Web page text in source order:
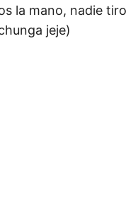
la mano, nadie tiro
jeje)